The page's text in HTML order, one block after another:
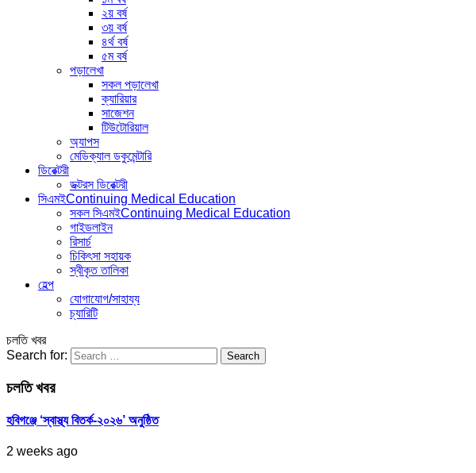
২য় বর্ষ
৩য় বর্ষ
৪র্থ বর্ষ
৫ম বর্ষ
পড়ালেখা
সকল পড়ালেখা
ক্যারিয়ার
সাজেশন
টিউটোরিয়াল
অ্যাপস
মেডিক্যাল ডকুমেন্টারি
ডিরেক্টরী
ডক্টরস ডিরেক্টরী
সিএমইContinuing Medical Education
সকল সিএমইContinuing Medical Education
গাইডলাইন
রিসার্চ
চিকিৎসা সহায়ক
স্বীকৃত তালিকা
হেল্প
যোগাযোগ/সাহায্য
চ্যারিটি
চলতি খবর
Search for:
চলতি খবর
হবিগঞ্জে ‘স্বাস্থ্য বিতর্ক-২০২৬’ অনুষ্ঠিত
2 weeks ago